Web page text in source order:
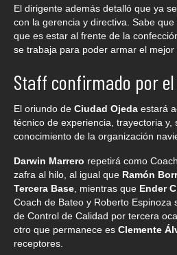
El dirigente además detalló que ya
con la gerencia y directiva. Sabe
que es estar al frente de la
se trabaja para poder armar el mejor
Staff confirmado por
El oriundo de Ciudad Ojeda estará
técnico de experiencia, trayectoria y,
conocimiento de la organización
Darwin Marrero repetirá como
zafra al hilo, al igual que Ramón
Tercera Base , mientras que Ender
Coach de Bateo y Roberto Espinoza
de Control de Calidad por tercera
otro que permanece es Clemente
receptores.